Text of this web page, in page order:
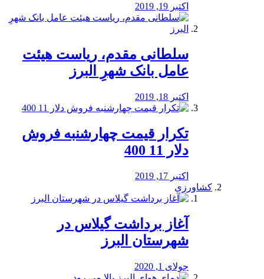
اکتبر 19, 2019
سلطانی مقدم، ریاست هیئت
عامل بانک شهرِ البرز
اکتبر 18, 2019
تکرار قیمت چهارشنبه فروش
دلار 11 400
اکتبر 17, 2019
کشاورزی
آغاز برداشت گیلاس در
شهرستان البرز
جولای 1, 2020